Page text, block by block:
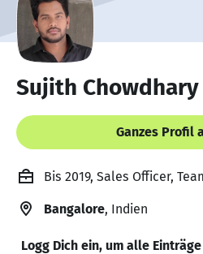
Sujith Chowdhary
Ganzes Profil
Bis 2019, Sales Officer,
Bangalore, Indien
Logg Dich ein, um alle